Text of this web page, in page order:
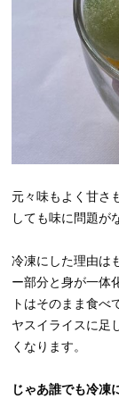
元々味もよく甘さ
しても味に問題が
冷凍にした理由は
ー部分と身が一体
トはそのまま食べ
ヤスイライスに足
くなります。
じゃあ誰でも冷凍